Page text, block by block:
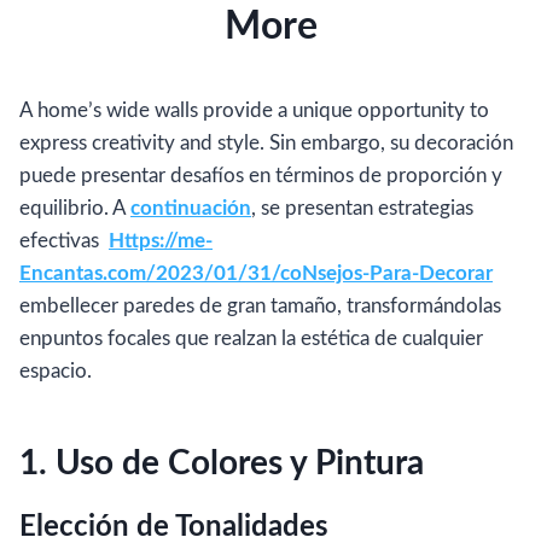
More
A home’s wide walls provide a unique opportunity to
express creativity and style. Sin embargo, su decoración
puede presentar desafíos en términos de proporción y
equilibrio. A continuación, se presentan estrategias
efectivas
Https://me-
Encantas.com/2023/01/31/coNsejos-Para-Decorar
embellecer paredes de gran tamaño, transformándolas
enpuntos focales que realzan la estética de cualquier
espacio.
1. Uso de Colores y Pintura
Elección de Tonalidades